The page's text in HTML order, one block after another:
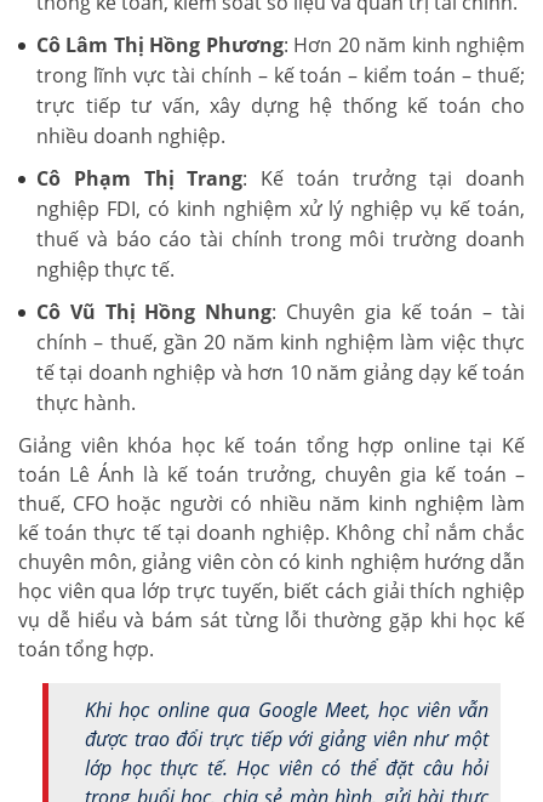
Cô Lâm Thị Hồng Phương: Hơn 20 năm kinh nghiệm
trong lĩnh vực tài chính – kế toán – kiểm toán – thuế;
trực tiếp tư vấn, xây dựng hệ thống kế toán cho
nhiều doanh nghiệp.
Cô Phạm Thị Trang: Kế toán trưởng tại doanh
nghiệp FDI, có kinh nghiệm xử lý nghiệp vụ kế toán,
thuế và báo cáo tài chính trong môi trường doanh
nghiệp thực tế.
Cô Vũ Thị Hồng Nhung: Chuyên gia kế toán – tài
chính – thuế, gần 20 năm kinh nghiệm làm việc thực
tế tại doanh nghiệp và hơn 10 năm giảng dạy kế toán
thực hành.
Giảng viên khóa học kế toán tổng hợp online tại Kế
toán Lê Ánh là kế toán trưởng, chuyên gia kế toán –
thuế, CFO hoặc người có nhiều năm kinh nghiệm làm
kế toán thực tế tại doanh nghiệp. Không chỉ nắm chắc
chuyên môn, giảng viên còn có kinh nghiệm hướng dẫn
học viên qua lớp trực tuyến, biết cách giải thích nghiệp
vụ dễ hiểu và bám sát từng lỗi thường gặp khi học kế
toán tổng hợp.
Khi học online qua Google Meet, học viên vẫn
được trao đổi trực tiếp với giảng viên như một
lớp học thực tế. Học viên có thể đặt câu hỏi